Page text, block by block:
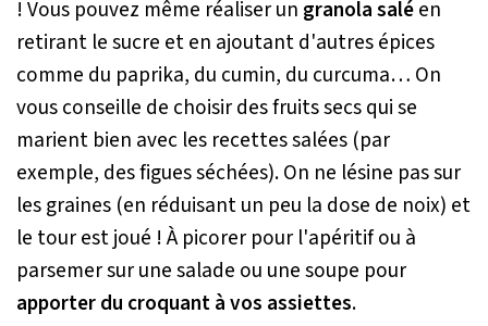
! Vous pouvez même réaliser un granola saléen
retirant le sucre et en ajoutant d'autres épices
comme du paprika, du cumin, du curcuma… On
vous conseille de choisir des fruits secs qui se
marient bien avec les recettes salées (par
exemple, des figues séchées). On ne lésine pas sur
les graines (en réduisant un peu la dose de noix) et
le tour est joué ! À picorer pour l'apéritif ou à
parsemer sur une salade ou une soupe pour
apporter du croquant à vos assiettes.